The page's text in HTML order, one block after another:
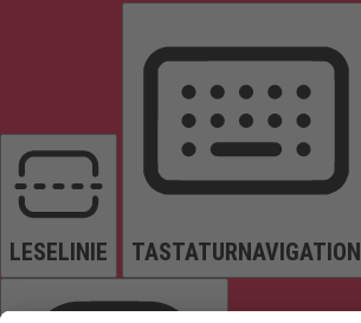
LESELINIE TASTATURNAVIGATION